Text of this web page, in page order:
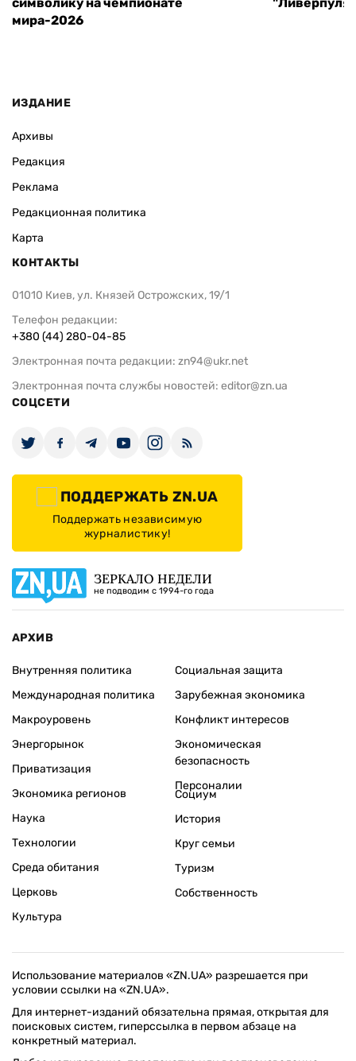
мира-2026
ИЗДАНИЕ
Архивы
Редакция
Реклама
Редакционная политика
Карта
КОНТАКТЫ
01010 Киев, ул. Князей Острожских, 19/1
Телефон редакции:
+380 (44) 280-04-85
Электронная почта редакции: zn94@ukr.net
Электронная почта службы новостей: editor@zn.ua
СОЦСЕТИ
ПОДДЕРЖАТЬ ZN.UA
Поддержать независимую
журналистику!
ЗЕРКАЛО НЕДЕЛИ
не подводим с 1994-го года
АРХИВ
Внутренняя политика
Международная политика
Макроуровень
Энергорынок
Приватизация
Экономика регионов
Социальная защита
Зарубежная экономика
Конфликт интересов
Экономическая
безопасность
Персоналии
Наука
Технологии
Среда обитания
Церковь
Культура
Социум
История
Круг семьи
Туризм
Собственность
Использование материалов «ZN.UA» разрешается при
условии ссылки на «ZN.UA».
Для интернет-изданий обязательна прямая, открытая для
поисковых систем, гиперссылка в первом абзаце на
конкретный материал.